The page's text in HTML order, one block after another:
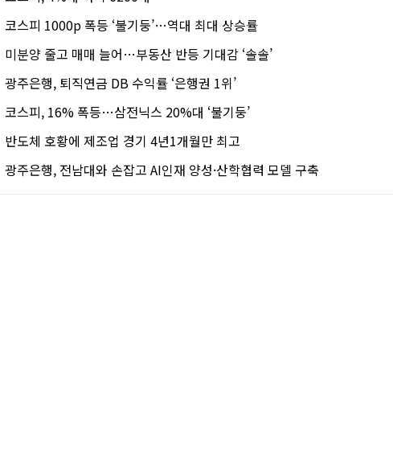
코스피 1000p 폭등 ‘불기둥’…역대 최대 상승률
미분양 줄고 매매 늘어…부동산 반등 기대감 ‘솔솔’
광주은행, 퇴직연금 DB 수익률 ‘은행권 1위’
코스피, 16% 폭등…삼전닉스 20%대 ‘불기둥’
반도체 호황에 제조업 경기 4년1개월만 최고
광주은행, 전남대와 손잡고 AI인재 양성·산학협력 모델 구축